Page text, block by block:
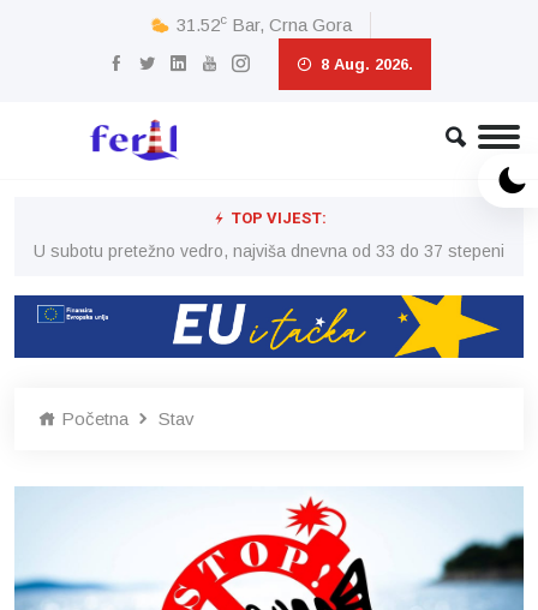
31.52c Bar, Crna Gora
8 Aug. 2026.
TOP VIJEST:
U subotu pretežno vedro, najviša dnevna od 33 do 37 stepeni
Početna Stav